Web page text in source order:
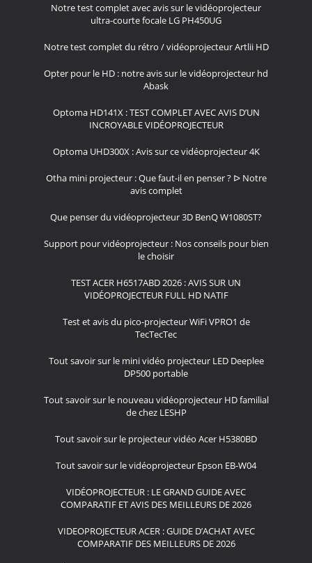
Notre test complet avec avis sur le vidéoprojecteur
ultra-courte focale LG PH450UG
Notre test complet du rétro / vidéoprojecteur Artlii HD
Opter pour le HD : notre avis sur le vidéoprojecteur hd
Abask
Optoma HD141X : TEST COMPLET AVEC AVIS D’UN
INCROYABLE VIDÉOPROJECTEUR
Optoma UHD300X : Avis sur ce vidéoprojecteur 4K
Otha mini projecteur : Que faut-il en penser ? ᐅ Notre
avis complet
Que penser du vidéoprojecteur 3D BenQ W1080ST?
Support pour vidéoprojecteur : Nos conseils pour bien
le choisir
TEST ACER H6517ABD 2026 : AVIS SUR UN
VIDÉOPROJECTEUR FULL HD NATIF
Test et avis du pico-projecteur WiFi VPRO1 de
TecTecTec
Tout savoir sur le mini vidéo projecteur LED Deeplee
DP500 portable
Tout savoir sur le nouveau vidéoprojecteur HD familial
de chez LESHP
Tout savoir sur le projecteur vidéo Acer H5380BD
Tout savoir sur le vidéoprojecteur Epson EB-W04
VIDÉOPROJECTEUR : LE GRAND GUIDE AVEC
COMPARATIF ET AVIS DES MEILLEURS DE 2026
VIDEOPROJECTEUR ACER : GUIDE D’ACHAT AVEC
COMPARATIF DES MEILLEURS DE 2026